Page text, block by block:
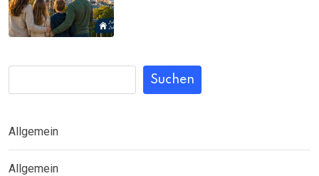
Suchen
Allgemein
Allgemein